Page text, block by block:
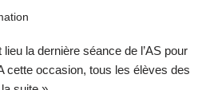
la dernière séance de l’AS pour
cette occasion, tous les élèves des